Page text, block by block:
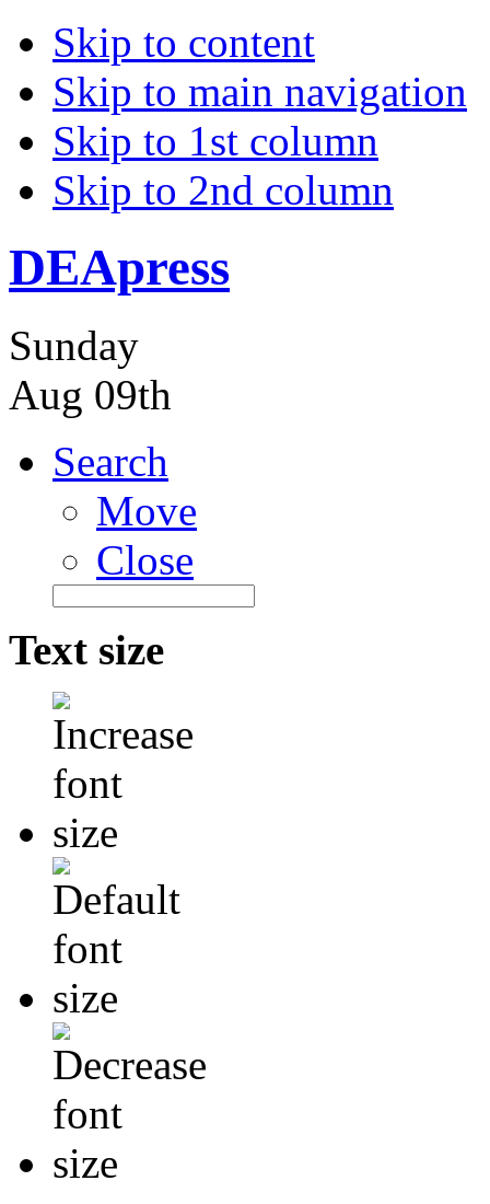
Skip to content
Skip to main navigation
Skip to 1st column
Skip to 2nd column
DEApress
Sunday
Aug 09th
Search
Move
Close
Text size